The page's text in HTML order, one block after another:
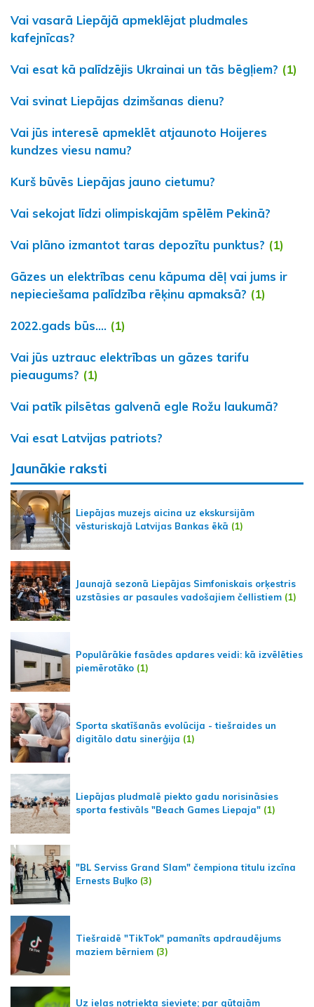
Vai vasarā Liepājā apmeklējat pludmales
kafejnīcas?
Vai esat kā palīdzējis Ukrainai un tās bēgļiem? (1)
Vai svinat Liepājas dzimšanas dienu?
Vai jūs interesē apmeklēt atjaunoto Hoijeres
kundzes viesu namu?
Kurš būvēs Liepājas jauno cietumu?
Vai sekojat līdzi olimpiskajām spēlēm Pekinā?
Vai plāno izmantot taras depozītu punktus? (1)
Gāzes un elektrības cenu kāpuma dēļ vai jums ir
nepieciešama palīdzība rēķinu apmaksā? (1)
2022.gads būs.... (1)
Vai jūs uztrauc elektrības un gāzes tarifu
pieaugums? (1)
Vai patīk pilsētas galvenā egle Rožu laukumā?
Vai esat Latvijas patriots?
Jaunākie raksti
Liepājas muzejs aicina uz ekskursijām
vēsturiskajā Latvijas Bankas ēkā (1)
Jaunajā sezonā Liepājas Simfoniskais orķestris
uzstāsies ar pasaules vadošajiem čellistiem (1)
Populārākie fasādes apdares veidi: kā izvēlēties
piemērotāko (1)
Sporta skatīšanās evolūcija - tiešraides un
digitālo datu sinerģija (1)
Liepājas pludmalē piekto gadu norisināsies
sporta festivāls "Beach Games Liepaja" (1)
"BL Serviss Grand Slam" čempiona titulu izcīna
Ernests Buļko (3)
Tiešraidē "TikTok" pamanīts apdraudējums
maziem bērniem (3)
Uz ielas notriekta sieviete; par gūtajām